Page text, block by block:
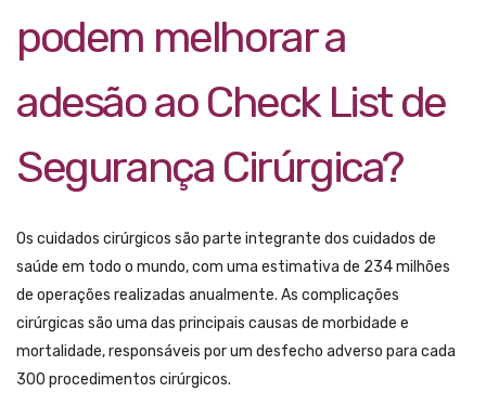
podem melhorar a
adesão ao Check List de
Segurança Cirúrgica?
Os cuidados cirúrgicos são parte integrante dos cuidados de
saúde em todo o mundo, com uma estimativa de 234 milhões
de operações realizadas anualmente. As complicações
cirúrgicas são uma das principais causas de morbidade e
mortalidade, responsáveis por um desfecho adverso para cada
300 procedimentos cirúrgicos.